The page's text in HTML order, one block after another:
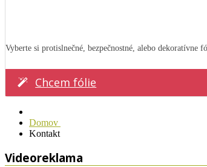
Vyberte si protislnečné, bezpečnostné, alebo dekoratívne
Chcem fólie
Domov
Kontakt
Videoreklama